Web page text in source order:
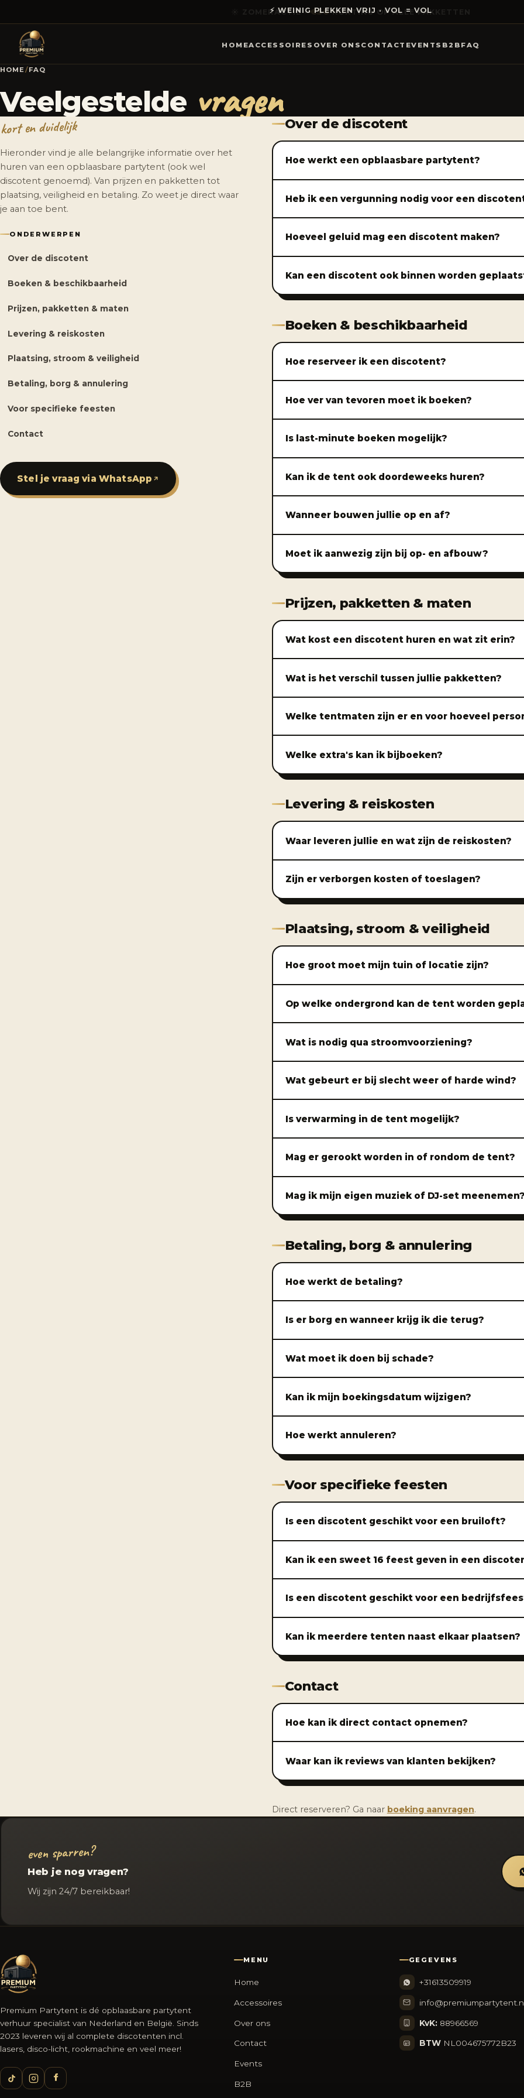
⚡ WEINIG PLEKKEN VRIJ · VOL = VOL
HOMEACCESSOIRES OVER ONS CONTACT EVENTS B2B FAQ
HOME/FAQ
Veelgestelde vragen
kort en duidelijk
Hieronder vind je alle belangrijke informatie over het
huren van een opblaasbare partytent (ook wel
discotent genoemd). Van prijzen en pakketten tot
plaatsing, veiligheid en betaling. Zo weet je direct waar
je aan toe bent.
ONDERWERPEN
Over de discotent
Boeken & beschikbaarheid
Prijzen, pakketten & maten
Levering & reiskosten
Plaatsing, stroom & veiligheid
Betaling, borg & annulering
Voor specifieke feesten
Contact
Stel je vraag via WhatsApp
Over de discotent
Hoe werkt een opblaasbare partytent?
Heb ik een vergunning nodig voor een
Hoeveel geluid mag een discotent maken?
Kan een discotent ook binnen worden
Boeken & beschikbaarheid
Hoe reserveer ik een discotent?
Hoe ver van tevoren moet ik boeken?
Is last-minute boeken mogelijk?
Kan ik de tent ook doordeweeks huren?
Wanneer bouwen jullie op en af?
Moet ik aanwezig zijn bij op- en afbouw?
Prijzen, pakketten & maten
Wat kost een discotent huren en wat zit erin?
Wat is het verschil tussen jullie pakketten?
Welke tentmaten zijn er en voor hoeveel
Welke extra's kan ik bijboeken?
Levering & reiskosten
Waar leveren jullie en wat zijn de reiskosten?
Zijn er verborgen kosten of toeslagen?
Plaatsing, stroom & veiligheid
Hoe groot moet mijn tuin of locatie zijn?
Op welke ondergrond kan de tent worden
Wat is nodig qua stroomvoorziening?
Wat gebeurt er bij slecht weer of harde wind?
Is verwarming in de tent mogelijk?
Mag er gerookt worden in of rondom de tent?
Mag ik mijn eigen muziek of DJ-set
Betaling, borg & annulering
Hoe werkt de betaling?
Is er borg en wanneer krijg ik die terug?
Wat moet ik doen bij schade?
Kan ik mijn boekingsdatum wijzigen?
Hoe werkt annuleren?
Voor specifieke feesten
Is een discotent geschikt voor een bruiloft?
Kan ik een sweet 16 feest geven in een
Is een discotent geschikt voor een
Kan ik meerdere tenten naast elkaar plaatsen?
Contact
Hoe kan ik direct contact opnemen?
Waar kan ik reviews van klanten bekijken?
Direct reserveren? Ga naar boeking aanvragen.
even sparren?
Heb je nog vragen?
Wij zijn 24/7 bereikbaar!
Premium Partytent is dé opblaasbare partytent
verhuur specialist van Nederland en België. Sinds
2023 leveren wij al complete discotenten incl.
lasers, disco-licht, rookmachine en veel meer!
MENU
Home
Accessoires
Over ons
Contact
Events
B2B
GEGEVENS
+31613509919
KvK:88966569
BTWNL004675772B23